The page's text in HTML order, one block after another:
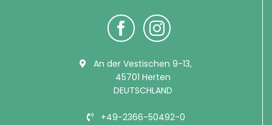
An der Vestischen 9-13,
45701 Herten
DEUTSCHLAND
+49-2366-50492-0